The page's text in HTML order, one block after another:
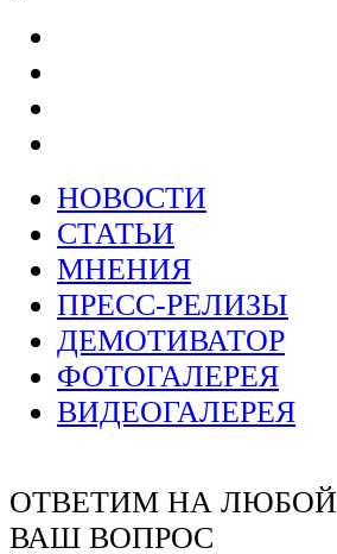
НОВОСТИ
СТАТЬИ
МНЕНИЯ
ПРЕСС-РЕЛИЗЫ
ДЕМОТИВАТОР
ФОТОГАЛЕРЕЯ
ВИДЕОГАЛЕРЕЯ
ОТВЕТИМ НА ЛЮБОЙ
ВАШ ВОПРОС